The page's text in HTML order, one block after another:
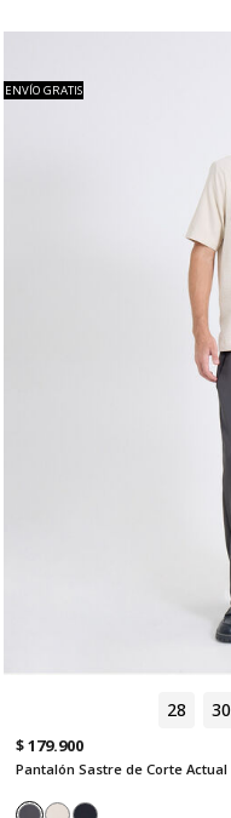
28 30
ENVÍO GRATIS
$ 179.900
Pantalón Sastre de Corte Actual